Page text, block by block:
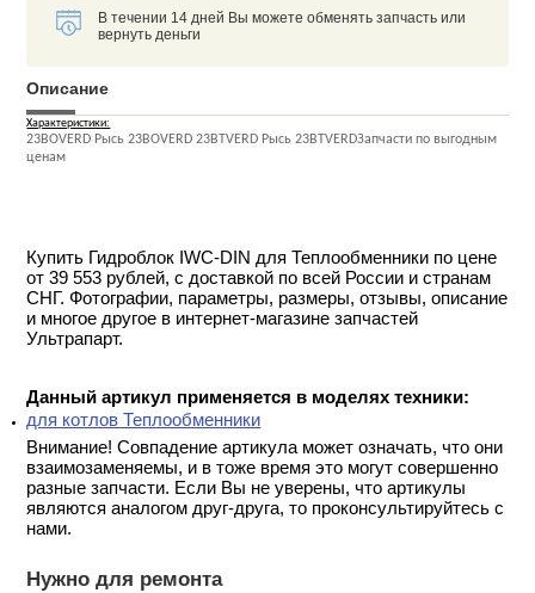
В течении 14 дней Вы можете обменять запчасть или
вернуть деньги
Описание
Характеристики:
23BOVERD Рысь 23BOVERD 23BTVERD Рысь 23BTVERDЗапчасти по выгодным
ценам
Купить Гидроблок IWC-DIN для Теплообменники по цене
от 39 553 рублей, с доставкой по всей России и странам
СНГ. Фотографии, параметры, размеры, отзывы, описание
и многое другое в интернет-магазине запчастей
Ультрапарт.
Данный артикул применяется в моделях техники:
для котлов Теплообменники
Внимание! Совпадение артикула может означать, что они
взаимозаменяемы, и в тоже время это могут совершенно
разные запчасти. Если Вы не уверены, что артикулы
являются аналогом друг-друга, то проконсультируйтесь с
нами.
Нужно для ремонта